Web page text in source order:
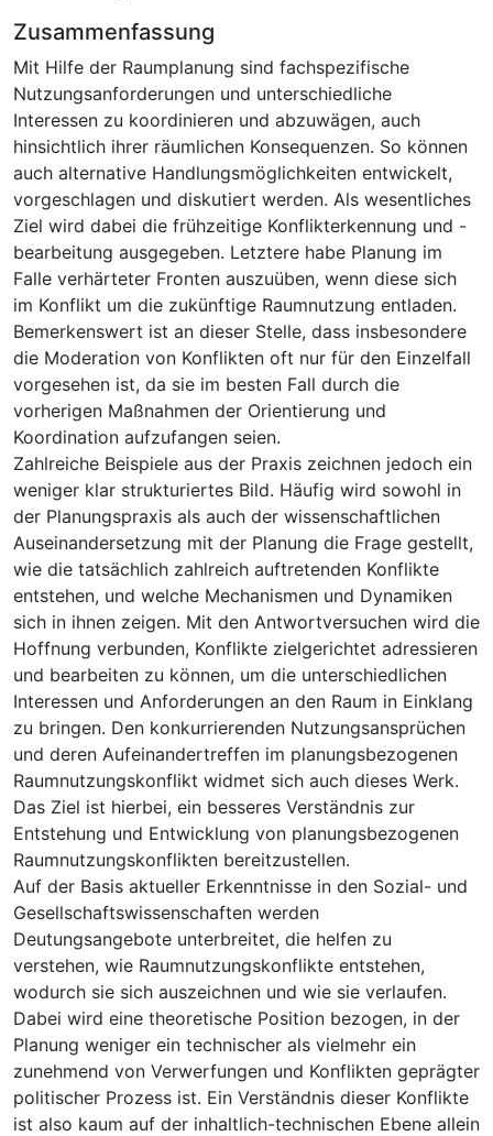
Zusammenfassung
Mit Hilfe der Raumplanung sind fachspezifische
Nutzungsanforderungen und unterschiedliche
Interessen zu koordinieren und abzuwägen, auch
hinsichtlich ihrer räumlichen Konsequenzen. So können
auch alternative Handlungsmöglichkeiten entwickelt,
vorgeschlagen und diskutiert werden. Als wesentliches
Ziel wird dabei die frühzeitige Konflikterkennung und -
bearbeitung ausgegeben. Letztere habe Planung im
Falle verhärteter Fronten auszuüben, wenn diese sich
im Konflikt um die zukünftige Raumnutzung entladen.
Bemerkenswert ist an dieser Stelle, dass insbesondere
die Moderation von Konflikten oft nur für den Einzelfall
vorgesehen ist, da sie im besten Fall durch die
vorherigen Maßnahmen der Orientierung und
Koordination aufzufangen seien.
Zahlreiche Beispiele aus der Praxis zeichnen jedoch ein
weniger klar strukturiertes Bild. Häufig wird sowohl in
der Planungspraxis als auch der wissenschaftlichen
Auseinandersetzung mit der Planung die Frage gestellt,
wie die tatsächlich zahlreich auftretenden Konflikte
entstehen, und welche Mechanismen und Dynamiken
sich in ihnen zeigen. Mit den Antwortversuchen wird die
Hoffnung verbunden, Konflikte zielgerichtet adressieren
und bearbeiten zu können, um die unterschiedlichen
Interessen und Anforderungen an den Raum in Einklang
zu bringen. Den konkurrierenden Nutzungsansprüchen
und deren Aufeinandertreffen im planungsbezogenen
Raumnutzungskonflikt widmet sich auch dieses Werk.
Das Ziel ist hierbei, ein besseres Verständnis zur
Entstehung und Entwicklung von planungsbezogenen
Raumnutzungskonflikten bereitzustellen.
Auf der Basis aktueller Erkenntnisse in den Sozial- und
Gesellschaftswissenschaften werden
Deutungsangebote unterbreitet, die helfen zu
verstehen, wie Raumnutzungskonflikte entstehen,
wodurch sie sich auszeichnen und wie sie verlaufen.
Dabei wird eine theoretische Position bezogen, in der
Planung weniger ein technischer als vielmehr ein
zunehmend von Verwerfungen und Konflikten geprägter
politischer Prozess ist. Ein Verständnis dieser Konflikte
ist also kaum auf der inhaltlich-technischen Ebene allein